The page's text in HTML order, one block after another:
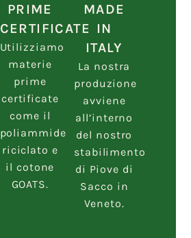
PRIME
CERTIFICATE
Utilizziamo
materie
prime
certificate
come il
poliammide
riciclato e
il cotone
GOATS.
MADE
IN
ITALY
La nostra
produzione
avviene
all’interno
del nostro
stabilimento
di Piove di
Sacco in
Veneto.